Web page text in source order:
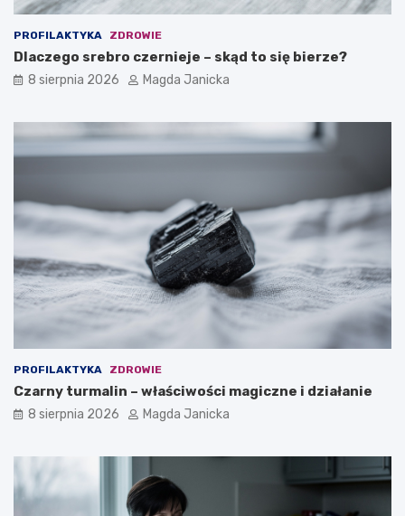
s
b
i
e
r
z
i
?
z
k
ł
a
p
k
t
k
i
PROFILAKTYKA ZDROWIE
Dlaczego srebro czernieje – skąd to się bierze?
8 sierpnia 2026 Magda Janicka
PROFILAKTYKA ZDROWIE
Czarny turmalin – właściwości magiczne i działanie
8 sierpnia 2026 Magda Janicka